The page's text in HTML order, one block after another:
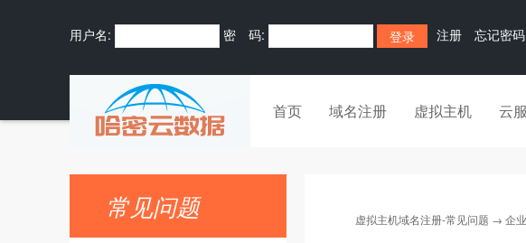
用户名: 密 码: 注册 忘记密
首页 域名注册 虚拟主机 云
常见问题 虚拟主机域名注册-常见问题 → 企